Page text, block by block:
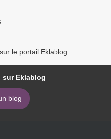
le portail Eklablog
sur Eklablog
blog